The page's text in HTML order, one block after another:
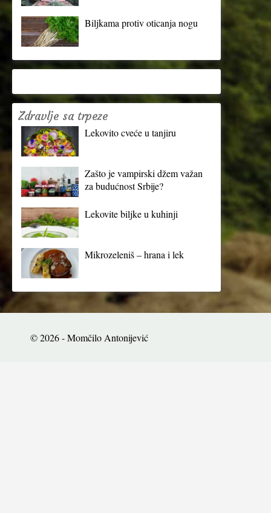
Biljkama protiv oticanja nogu
Zdravlje sa trpeze
Lekovito cveće u tanjiru
Zašto je vampirski džem važan
za budućnost Srbije?
Lekovite biljke u kuhinji
Mikrozeleniš – hrana i lek
© 2026 - Momčilo Antonijević